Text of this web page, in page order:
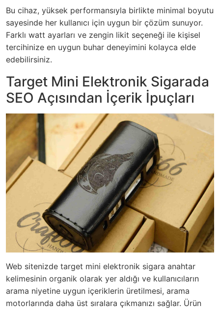
Bu cihaz, yüksek performansıyla birlikte minimal boyutu
sayesinde her kullanıcı için uygun bir çözüm sunuyor.
Farklı watt ayarları ve zengin likit seçeneği ile kişisel
tercihinize en uygun buhar deneyimini kolayca elde
edebilirsiniz.
Target Mini Elektronik Sigarada
SEO Açısından İçerik İpuçları
Web sitenizde target mini elektronik sigara anahtar
kelimesinin organik olarak yer aldığı ve kullanıcıların
arama niyetine uygun içeriklerin üretilmesi, arama
motorlarında daha üst sıralara çıkmanızı sağlar. Ürün